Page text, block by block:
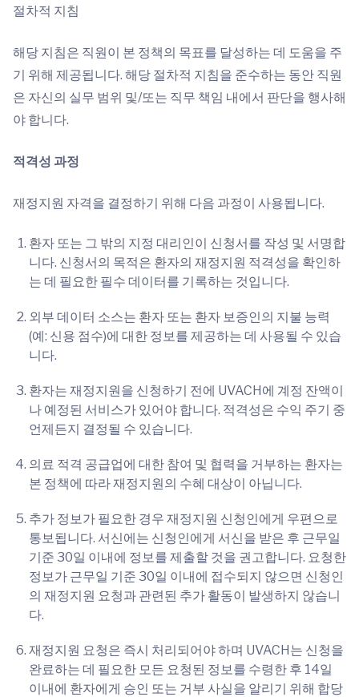
절차적 지침
해당 지침은 직원이 본 정책의 목표를 달성하는 데 도움을 주
기 위해 제공됩니다. 해당 절차적 지침을 준수하는 동안 직원
은 자신의 실무 범위 및/또는 직무 책임 내에서 판단을 행사해
야 합니다.
적격성 과정
재정지원 자격을 결정하기 위해 다음 과정이 사용됩니다.
환자 또는 그 밖의 지정 대리인이 신청서를 작성 및 서명합
니다. 신청서의 목적은 환자의 재정지원 적격성을 확인하
는 데 필요한 필수 데이터를 기록하는 것입니다.
외부 데이터 소스는 환자 또는 환자 보증인의 지불 능력
(예: 신용 점수)에 대한 정보를 제공하는 데 사용될 수 있습
니다.
환자는 재정지원을 신청하기 전에 UVACH에 계정 잔액이
나 예정된 서비스가 있어야 합니다. 적격성은 수익 주기 중
언제든지 결정될 수 있습니다.
의료 적격 공급업에 대한 참여 및 협력을 거부하는 환자는
본 정책에 따라 재정지원의 수혜 대상이 아닙니다.
추가 정보가 필요한 경우 재정지원 신청인에게 우편으로
통보됩니다. 서신에는 신청인에게 서신을 받은 후 근무일
기준 30일 이내에 정보를 제출할 것을 권고합니다. 요청한
정보가 근무일 기준 30일 이내에 접수되지 않으면 신청인
의 재정지원 요청과 관련된 추가 활동이 발생하지 않습니
다.
재정지원 요청은 즉시 처리되어야 하며 UVACH는 신청을
완료하는 데 필요한 모든 요청된 정보를 수령한 후 14일
이내에 환자에게 승인 또는 거부 사실을 알리기 위해 합당